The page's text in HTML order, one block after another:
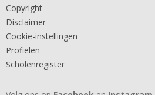
Copyright
Disclaimer
Cookie-instellingen
Profielen
Scholenregister